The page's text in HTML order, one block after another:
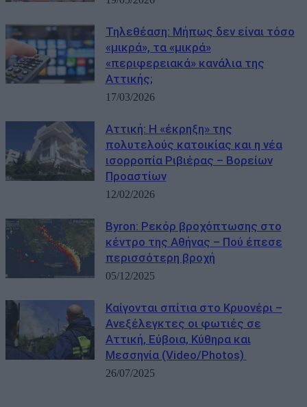
Τηλεθέαση: Μήπως δεν είναι τόσο
«μικρά», τα «μικρά»
«περιφερειακά» κανάλια της
Αττικής;
17/03/2026
Αττική: Η «έκρηξη» της
πολυτελούς κατοικίας και η νέα
ισορροπία Ριβιέρας – Βορείων
Προαστίων
12/02/2026
Byron: Ρεκόρ βροχόπτωσης στο
κέντρο της Αθήνας – Πού έπεσε
περισσότερη βροχή
05/12/2025
Καίγονται σπίτια στο Κρυονέρι –
Ανεξέλεγκτες οι φωτιές σε
Αττική, Εύβοια, Κύθηρα και
Μεσσηνία (Video/Photos)
26/07/2025